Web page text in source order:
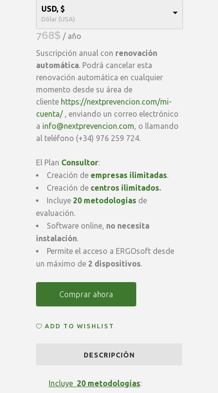
USD, $
Dólar (USA)
768$ / año
Suscripción anual con renovación
automática. Podrá cancelar esta
renovación automática en cualquier
momento desde su área de
cliente https://nextprevencion.com/mi-
cuenta/, enviando un correo electrónico
a info@nextprevencion.com, o llamando
al teléfono (+34) 976 259 724.
El Plan Consultor:
Creación de empresas ilimitadas.
Creación de centros ilimitados.
Incluye 20 metodologías de
evaluación.
Software online, no necesita
instalación.
Permite el acceso a ERGOsoft desde
un máximo de 2 dispositivos.
Renovación
ERGOsoft
CONSULTOR
Comprar ahora
ADD TO WISHLIST
DESCRIPCIÓN
Incluye 20 metodologías: